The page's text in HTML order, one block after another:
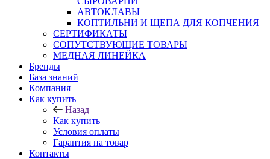
АВТОКЛАВЫ
КОПТИЛЬНИ И ЩЕПА ДЛЯ КОПЧЕНИЯ
СЕРТИФИКАТЫ
СОПУТСТВУЮЩИЕ ТОВАРЫ
МЕДНАЯ ЛИНЕЙКА
Бренды
База знаний
Компания
Как купить
Назад
Как купить
Условия оплаты
Гарантия на товар
Контакты